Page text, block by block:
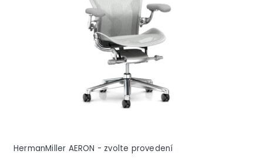
HermanMiller AERON - zvolte provedení